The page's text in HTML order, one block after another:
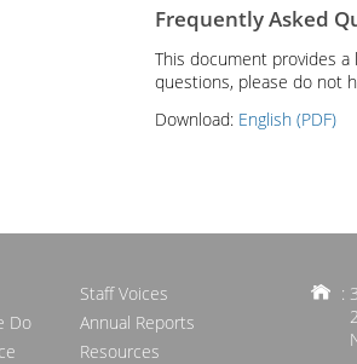
Frequently Asked
This document provides
questions, please do not
Download: English (PDF)
Do
Staff Voices
Annual Reports
Resources
: